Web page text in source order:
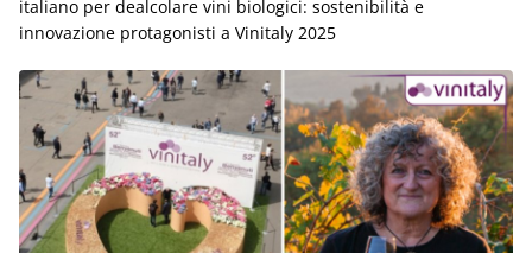
italiano per dealcolare vini biologici: sostenibilità e
innovazione protagonisti a Vinitaly 2025